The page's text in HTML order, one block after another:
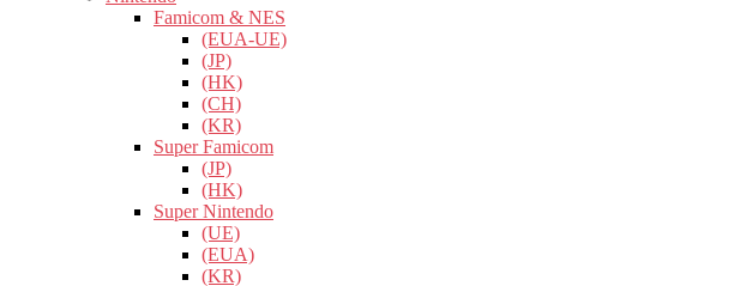
Famicom & NES
(EUA-UE)
(JP)
(HK)
(CH)
(KR)
Super Famicom
(JP)
(HK)
Super Nintendo
(UE)
(EUA)
(KR)